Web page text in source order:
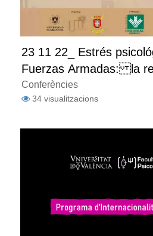
23 11 22_ Estrés
Fuerzas Armadas: la
fortaleza y estrategia de
Conferències
34 visualitzacions